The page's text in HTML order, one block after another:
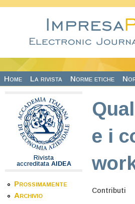
Home La rivista Norme etiche
Rivista
accreditata AIDEA
Prossimamente
Archivio
e i
Contributi